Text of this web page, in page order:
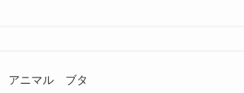
アニマル ブタ